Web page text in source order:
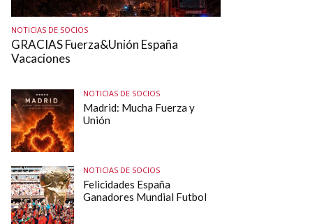
NOTICIAS DE SOCIOS
GRACIAS Fuerza&Unión España
Vacaciones
NOTICIAS DE SOCIOS
Madrid: Mucha Fuerza y
Unión
NOTICIAS DE SOCIOS
Felicidades España
Ganadores Mundial Futbol